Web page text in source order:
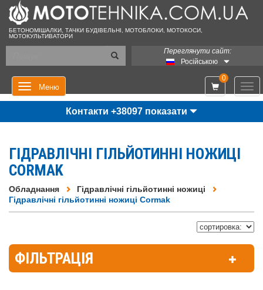
БЕТОНОМІШАЛКИ, ТАЧКИ БУДІВЕЛЬНІ, МОТОБЛОКИ, МОТОКОСИ,
МОТОКУЛЬТИВАТОРИ
Переглянути сайт:
Російською
Меню
0
Контакти +38097 показати
ГІДРАВЛІЧНІ ГІЛЬЙОТИННІ НОЖИЦІ
CORMAK
Обладнання
Гідравлічні гільйотинні ножиці
Гідравлічні гільйотинні ножиці Cormak
ФІЛЬТРАЦІЯ